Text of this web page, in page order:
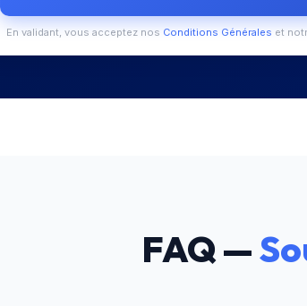
En validant, vous acceptez nos Conditions Générales et
FAQ —